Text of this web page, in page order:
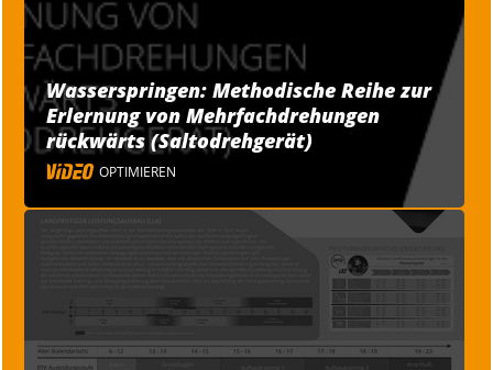
Wasserspringen: Methodische Reihe zur
Erlernung von Mehrfachdrehungen
rückwärts (Saltodrehgerät)
OPTIMIEREN